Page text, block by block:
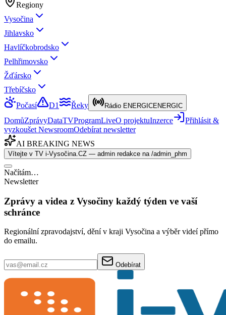
Regiony
Vysočina
Jihlavsko
Havlíčkobrodsko
Pelhřimovsko
Žďársko
Třebíčsko
Počasí
D1 Řeky Rádio ENERGICENERGIC
DomůZprávyDataTVProgramLiveO projektuInzerce
Přihlásit &
vyzkoušet NewsroomOdebírat newsletter
AI BREAKING NEWS
Vítejte v TV i-Vysočina.CZ — admin redakce na /admin_phm
Načítám…
Newsletter
Zprávy a videa z Vysočiny každý týden ve vaší
schránce
Regionální zpravodajství, dění v kraji Vysočina a výběr videí přímo
do emailu.
Odebírat